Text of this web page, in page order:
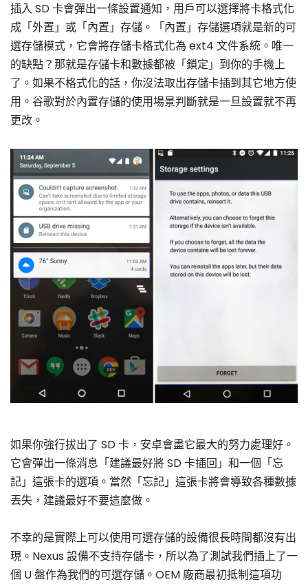
插入 SD 卡會彈出一條設置通知，用戶可以選擇將卡格式化
成「外置」或「內置」存儲。「內置」存儲選項就是新的可
選存儲模式，它會將存儲卡格式化為 ext4 文件系統。唯一
的缺點？那就是存儲卡和數據都被「鎖定」到你的手機上
了。如果不格式化的話，你沒法取出存儲卡插到其它地方使
用。谷歌對於內置存儲的使用場景判斷就是一旦設置就不再
更改。
如果你強行拔出了 SD 卡，安卓會盡它最大的努力處理好。
它會彈出一條消息「建議最好將 SD 卡插回」和一個「忘
記」這張卡的選項。當然「忘記」這張卡將會導致各種數據
丟失，建議最好不要這麼做。
不幸的是實際上可以使用可選存儲的設備很長時間都沒有出
現。Nexus 設備不支持存儲卡，所以為了測試我們插上了一
個 U 盤作為我們的可選存儲。OEM 廠商最初抵制這項功